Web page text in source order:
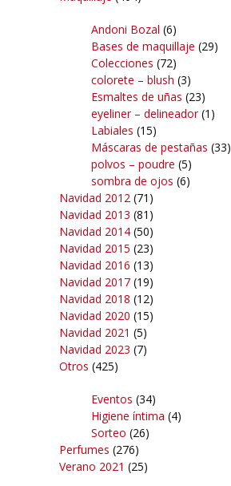
Andoni Bozal (6)
Bases de maquillaje (29)
Colecciones (72)
colorete – blush (3)
Esmaltes de uñas (23)
eyeliner – delineador(1)
Labiales (15)
Máscaras de pestañas (33)
polvos – poudre (5)
sombra de ojos (6)
Navidad 2012 (71)
Navidad 2013 (81)
Navidad 2014 (50)
Navidad 2015 (23)
Navidad 2016 (13)
Navidad 2017 (19)
Navidad 2018 (12)
Navidad 2020 (15)
Navidad 2021 (5)
Navidad 2023 (7)
Otros (425)
Eventos (34)
Higiene íntima (4)
Sorteo (26)
Perfumes (276)
Verano 2021 (25)